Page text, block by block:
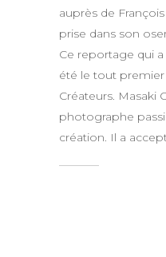
auprès de
prise dans son
Ce reportage qui
été le tout
Créateurs. Masaki
photographe
création. Il a